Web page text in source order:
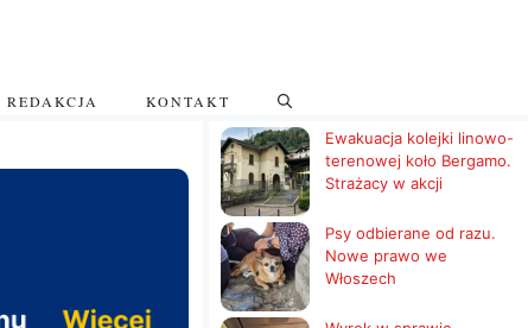
REDAKCJA KONTAKT
Ewakuacja kolejki linowo-
terenowej koło Bergamo.
Strażacy w akcji
Psy odbierane od razu.
Nowe prawo we
Włoszech